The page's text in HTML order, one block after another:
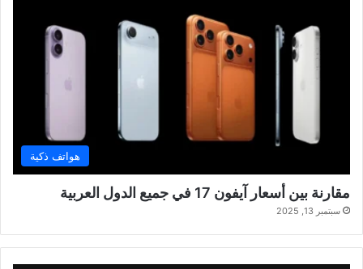
هواتف ذكية
مقارنة بين أسعار آيفون 17 في جميع الدول العربية
سبتمبر 13, 2025